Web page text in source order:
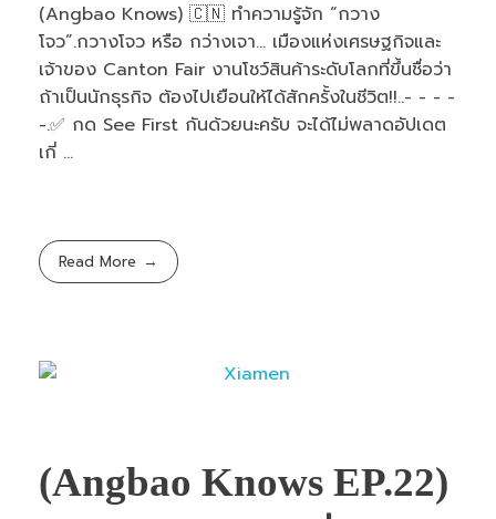
(Angbao Knows) 🇨🇳 ทำความรู้จัก “กวาง
โจว”.กวางโจว หรือ กว่างเจา… เมืองแห่งเศรษฐกิจและ
เจ้าของ Canton Fair งานโชว์สินค้าระดับโลกที่ขึ้นชื่อว่า
ถ้าเป็นนักธุรกิจ ต้องไปเยือนให้ได้สักครั้งในชีวิต!!..- - - -
-.✅ กด See First กันด้วยนะครับ จะได้ไม่พลาดอัปเดต
เกี่ ...
Read More
(Angbao Knows EP.22)